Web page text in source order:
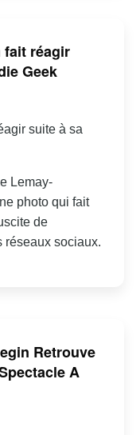
fait réagir
Geek
suite à sa
Lemay-
photo qui fait
de
réseaux sociaux.
Retrouve
A